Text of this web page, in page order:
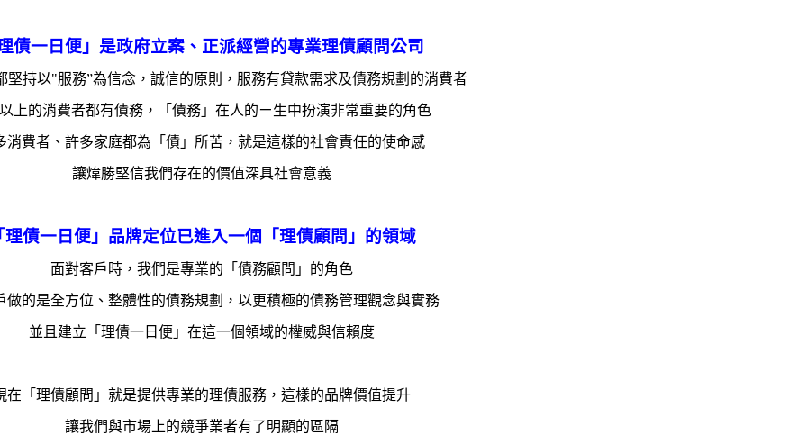
債一日便」是政府立案、正派經營的專業理債顧問公司
堅持以"服務”為信念，誠信的原則，服務有貸款需求及債務規劃的消費者
上的消費者都有債務，「債務」在人的ㄧ生中扮演非常重要的角色
消費者、許多家庭都為「債」所苦，就是這樣的社會責任的使命感
讓煒勝堅信我們存在的價值深具社會意義
理債一日便」品牌定位已進入一個「理債顧問」的領域
面對客戶時，我們是專業的「債務顧問」的角色
做的是全方位、 整體性的債務規劃， 以更積極的債務管理觀念與實務
並且建立「理債一日便」在這一個領域的權威與信賴度
在「理債顧問」就是提供專業的理債服務，這樣的品牌價值提升
讓我們與市場上的競爭業者有了明顯的區隔